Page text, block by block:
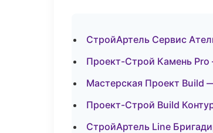
СтройАртель Сервис
Проект-Строй Камень Pro
Мастерская Проект Build
Проект-Строй Build
СтройАртель Line